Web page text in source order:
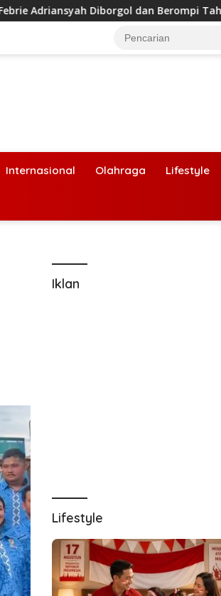
Diborgol dan Berompi Tahanan, Tim 9
Internasional Olahraga Lifestyle
Iklan
Lifestyle